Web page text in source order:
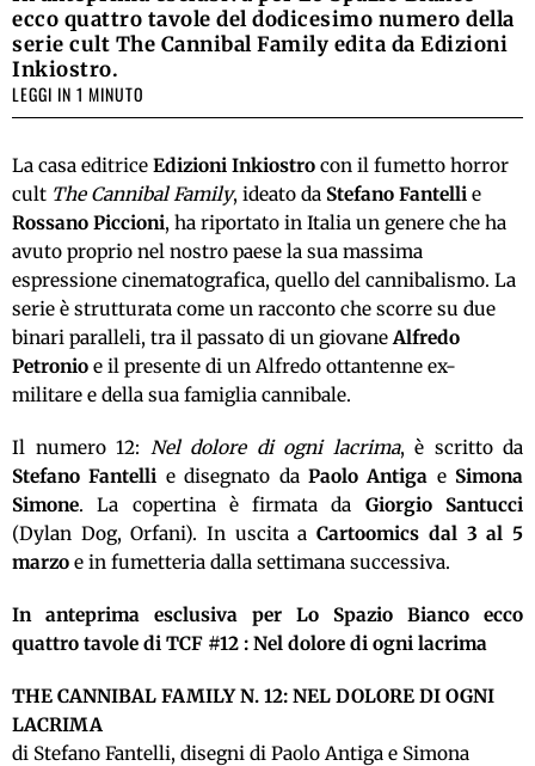
ecco quattro tavole del dodicesimo numero della
serie cult The Cannibal Family edita da Edizioni
Inkiostro.
LEGGI IN 1 MINUTO
La casa editrice Edizioni Inkiostro con il fumetto horror
cult The Cannibal Family, ideato da Stefano Fantelli e
Rossano Piccioni, ha riportato in Italia un genere che ha
avuto proprio nel nostro paese la sua massima
espressione cinematografica, quello del cannibalismo. La
serie è strutturata come un racconto che scorre su due
binari paralleli, tra il passato di un giovaneAlfredo
Petronio e il presente di un Alfredo ottantenne ex-
militare e della sua famiglia cannibale.
Il numero 12: Nel dolore di ogni lacrima, è scritto da
Stefano Fantelli e disegnato da Paolo Antiga e Simona
Simone. La copertina è firmata da Giorgio Santucci
(Dylan Dog, Orfani). In uscita aCartoomics dal 3 al 5
marzo e in fumetteria dalla settimana successiva.
In anteprima esclusiva per Lo Spazio Bianco ecco
quattro tavole di TCF #12 : Nel dolore di ogni lacrima
THE CANNIBAL FAMILY N. 12: NEL DOLORE DI OGNI
LACRIMA
di Stefano Fantelli, disegni di Paolo Antiga e Simona